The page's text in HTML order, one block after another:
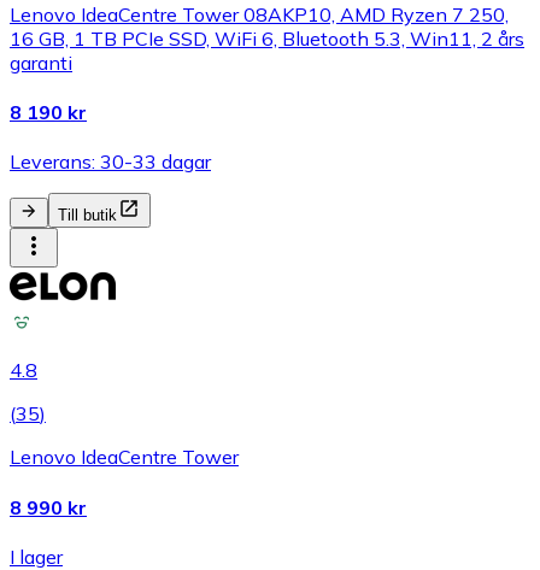
Lenovo IdeaCentre Tower 08AKP10, AMD Ryzen 7 250,
16 GB, 1 TB PCIe SSD, WiFi 6, Bluetooth 5.3, Win11, 2 års
garanti
8 190 kr
Leverans: 30-33 dagar
Till butik
4.8
(35)
Lenovo IdeaCentre Tower
8 990 kr
I lager